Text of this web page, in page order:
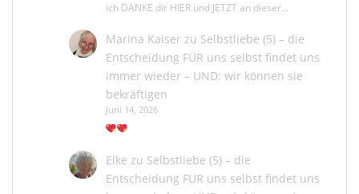
ich DANKE dir HIER und JETZT an dieser…
Marina Kaiserzu Selbstliebe (5) – die
Entscheidung FÜR uns selbst findet uns
immer wieder – UND: wir können sie
bekräftigen
Juni 14, 2026
Elke zu Selbstliebe (5) – die
Entscheidung FÜR uns selbst findet uns